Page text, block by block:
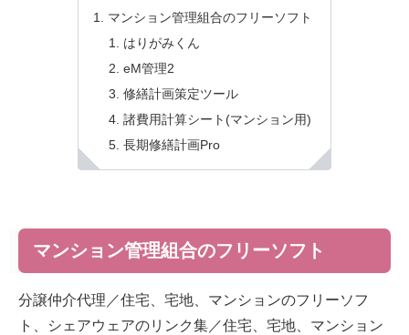
マンション管理組合のフリーソフト
はりがみくん
eM管理2
修繕計画策定ツール
諸費用計算シート(マンション用)
長期修繕計画Pro
マンション管理組合のフリーソフト
分譲仲介代理／住宅、宅地、マンションのフリーソフ
ト、シェアウェアのリンク集／住宅、宅地、マンション